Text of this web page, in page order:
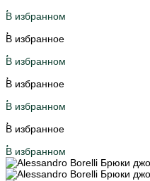
В избранном
В избранное
В избранном
В избранное
В избранном
В избранное
В избранном